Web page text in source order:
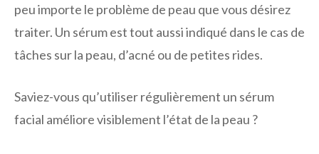
peu importe le problème de peau que vous désirez
traiter. Un sérum est tout aussi indiqué dans le cas de
tâches sur la peau, d’acné ou de petites rides.
Saviez-vous qu’utiliser régulièrement un sérum
facial améliore visiblement l’état de la peau ?